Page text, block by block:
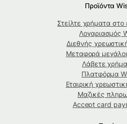
Προϊόντα
Στείλτε χρήματα στο
Λογαριασμός
Διεθνής
Μεταφορά
Λάβετε
Πλατφόρμα
Εταιρική
Μαζικές
Accept card